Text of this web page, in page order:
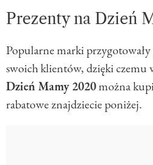
Prezenty na Dzień
Popularne marki
swoich klientów, dzięki czemu
Dzień Mamy 2020można
rabatowe znajdziecie poniżej.